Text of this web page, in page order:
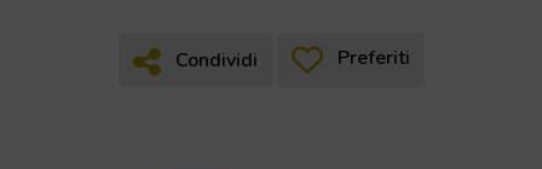
Condividi
Condividi Preferiti